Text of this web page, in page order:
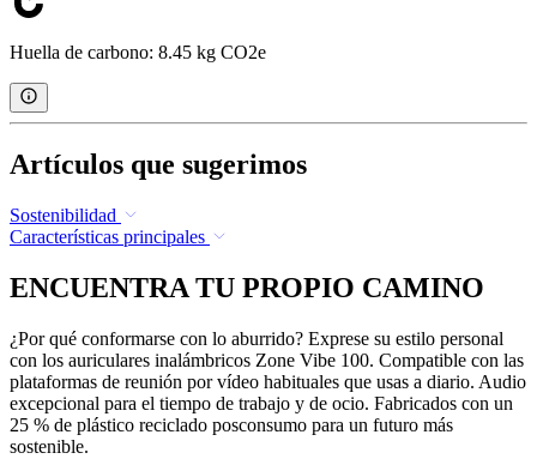
Huella de carbono: 8.45 kg CO2e
Artículos que sugerimos
Sostenibilidad
Características principales
ENCUENTRA TU PROPIO CAMINO
¿Por qué conformarse con lo aburrido? Exprese su estilo personal
con los auriculares inalámbricos Zone Vibe 100. Compatible con las
plataformas de reunión por vídeo habituales que usas a diario. Audio
excepcional para el tiempo de trabajo y de ocio. Fabricados con un
25 % de plástico reciclado posconsumo para un futuro más
sostenible.